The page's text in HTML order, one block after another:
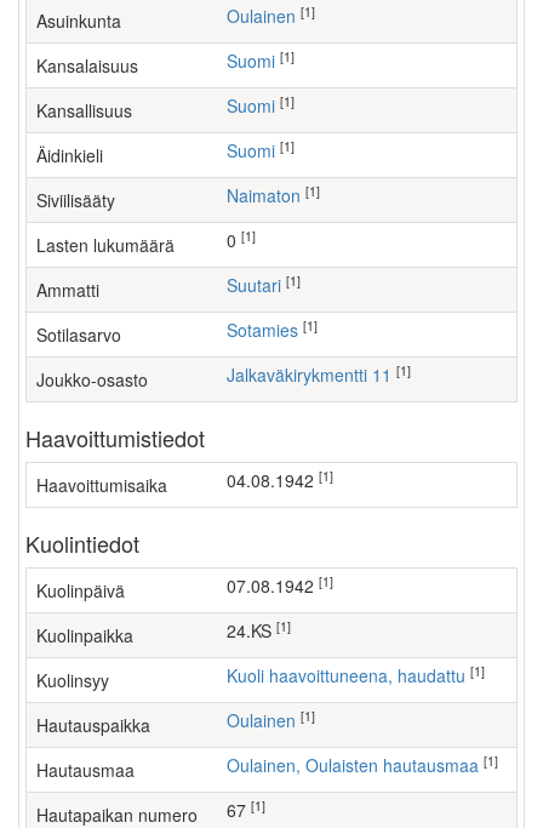
Asuinkunta Oulainen [1]
Kansalaisuus Suomi [1]
Kansallisuus Suomi [1]
Äidinkieli Suomi [1]
Siviilisääty Naimaton [1]
Lasten lukumäärä [1]
Ammatti suutari [1]
Sotilasarvo Sotamies [1]
Joukko-osasto Jalkaväkirykmentti 11 [1]
Haavoittumistiedot
Haavoittumisaika 04.08.1942 [1]
Kuolintiedot
Kuolinpäivä 07.08.1942 [1]
Kuolinpaikka 24.KS [1]
Kuolinsyy Kuoli haavoittuneena, haudattu [1]
Hautauspaikka Oulainen [1]
Hautausmaa Oulainen, Oulaisten hautausmaa [1]
Hautapaikan numero 67 [1]